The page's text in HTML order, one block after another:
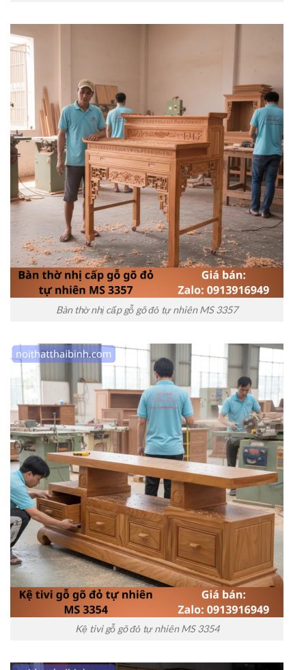
Bàn thờ nhị cấp gỗ gõ đỏ tự nhiên MS 3357
Kệ tivi gỗ gõ đỏ tự nhiên MS 3354